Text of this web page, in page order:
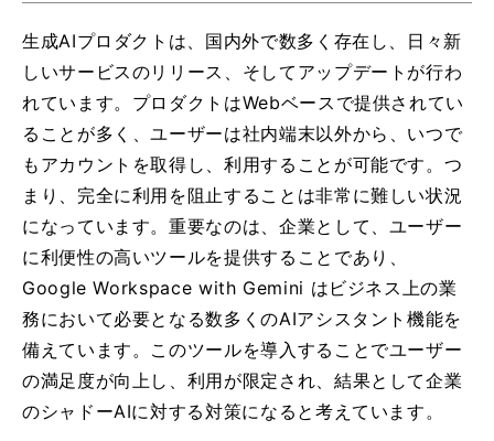
生成AIプロダクトは、国内外で数多く存在し、日々新
しいサービスのリリース、そしてアップデートが行わ
れています。プロダクトはWebベースで提供されてい
ることが多く、ユーザーは社内端末以外から、いつで
もアカウントを取得し、利用することが可能です。つ
まり、完全に利用を阻止することは非常に難しい状況
になっています。重要なのは、企業として、ユーザー
に利便性の高いツールを提供することであり、
Google Workspace with Gemini はビジネス上の業
務において必要となる数多くのAIアシスタント機能を
備えています。このツールを導入することでユーザー
の満足度が向上し、利用が限定され、結果として企業
のシャドーAIに対する対策になると考えています。